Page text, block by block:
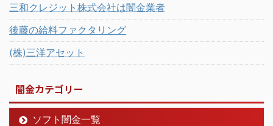
三和クレジット株式会社は闇金業者
後藤の給料ファクタリング
(株)三洋アセット
闇金カテゴリー
ソフト闇金一覧